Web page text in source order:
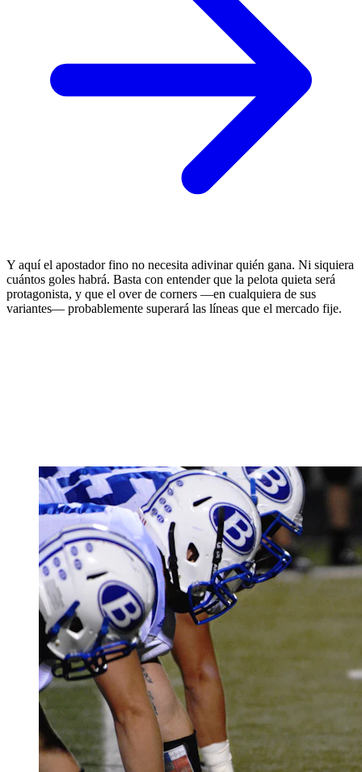
Y aquí el apostador fino no necesita adivinar quién gana. Ni siquiera
cuántos goles habrá. Basta con entender que la pelota quieta será
protagonista, y que el over de corners —en cualquiera de sus
variantes— probablemente superará las líneas que el mercado fije.